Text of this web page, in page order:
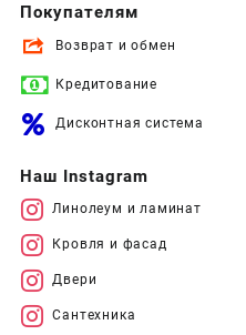
Покупателям
Возврат и обмен
Кредитование
Дисконтная система
Наш Instagram
Линолеум и ламинат
Кровля и фасад
Двери
Сантехника